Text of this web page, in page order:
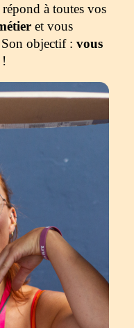
à toutes vos
et vous
Son objectif : vous